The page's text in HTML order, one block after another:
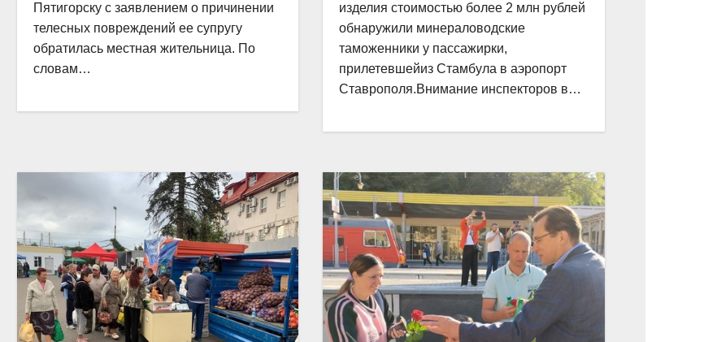
жителю
Пятигорску с заявлением о причинении
телесных повреждений ее супругу
обратилась местная жительница. По
словам…
изделия стоимостью более 2 млн рублей
обнаружили минераловодские
таможенники у пассажирки,
прилетевшейиз Стамбула в аэропорт
Ставрополя.Внимание инспекторов в…